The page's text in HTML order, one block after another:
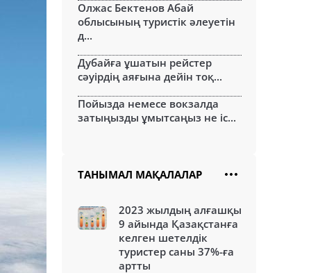
Олжас Бектенов Абай
облысының туристік әлеуетін
д...
Дубайға ұшатын рейстер
сәуірдің аяғына дейін тоқ...
Пойызда немесе вокзалда
затыңызды ұмытсаңыз не іс...
ТАНЫМАЛ МАҚАЛАЛАР
2023 жылдың алғашқы
9 айында Қазақстанға
келген шетелдік
туристер саны 37%-ға
артты